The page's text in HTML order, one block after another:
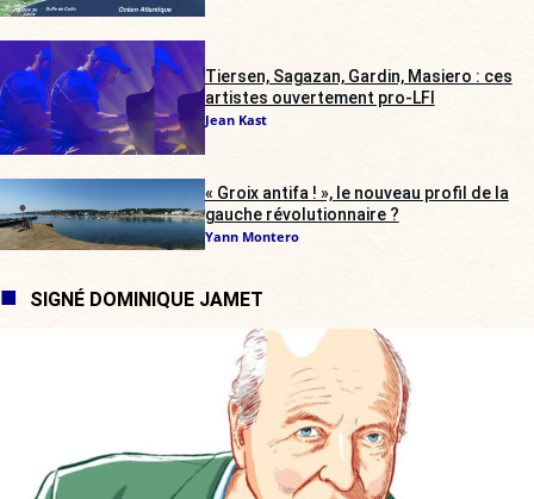
Tiersen, Sagazan, Gardin, Masiero : ces
artistes ouvertement pro-LFI
Jean Kast
« Groix antifa ! », le nouveau profil de la
gauche révolutionnaire ?
Yann Montero
SIGNÉ DOMINIQUE JAMET